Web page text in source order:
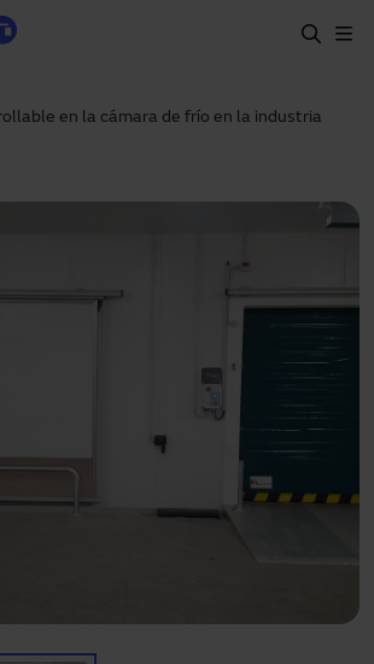
en la cámara de frío en la industria